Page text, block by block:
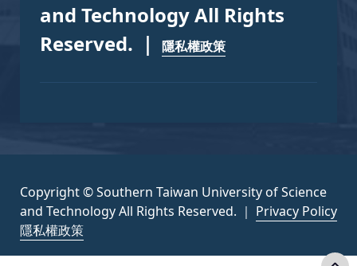
and Technology All Rights
Reserved. ｜
隱私權政策
Copyright © Southern Taiwan University of Science
and Technology All Rights Reserved. ｜ Privacy Policy
隱私權政策